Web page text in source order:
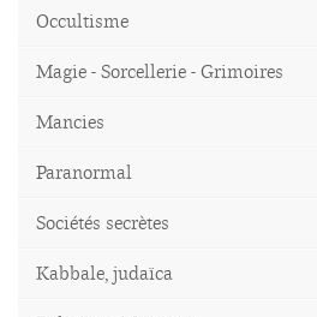
Occultisme
Magie - Sorcellerie - Grimoires
Mancies
Paranormal
Sociétés secrètes
Kabbale, judaïca